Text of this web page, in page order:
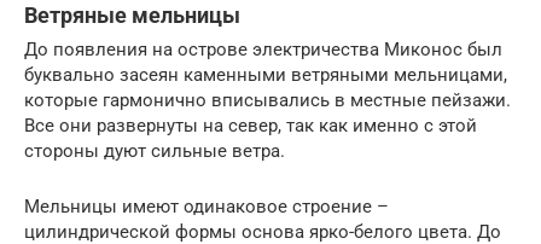
Ветряные мельницы
До появления на острове электричества Миконос был
буквально засеян каменными ветряными мельницами,
которые гармонично вписывались в местные пейзажи.
Все они развернуты на север, так как именно с этой
стороны дуют сильные ветра.
Мельницы имеют одинаковое строение –
цилиндрической формы основа ярко-белого цвета. До